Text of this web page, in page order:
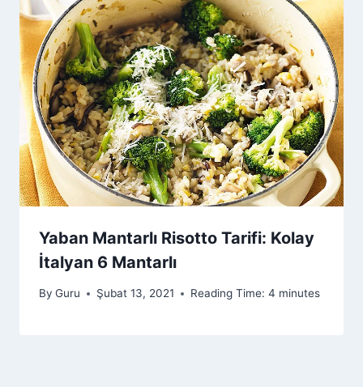
Yaban Mantarlı Risotto Tarifi: Kolay
İtalyan 6 Mantarlı
By Guru Şubat 13, 2021 Reading Time: 4 minutes